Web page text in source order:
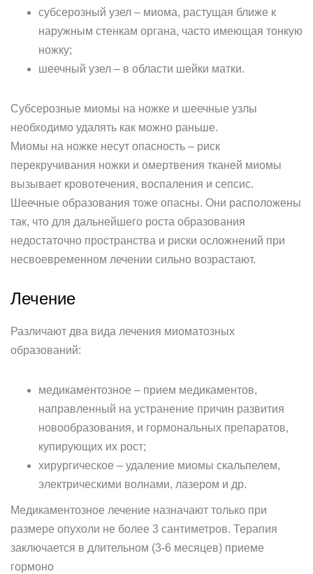
субсерозный узел – миома, растущая ближе к
наружным стенкам органа, часто имеющая тонкую
ножку;
шеечный узел – в области шейки матки.
Субсерозные миомы на ножке и шеечные узлы
необходимо удалять как можно раньше.
Миомы на ножке несут опасность – риск
перекручивания ножки и омертвения тканей миомы
вызывает кровотечения, воспаления и сепсис.
Шеечные образования тоже опасны. Они расположены
так, что для дальнейшего роста образования
недостаточно пространства и риски осложнений при
несвоевременном лечении сильно возрастают.
Лечение
Различают два вида лечения миоматозных
образований:
медикаментозное – прием медикаментов,
направленный на устранение причин развития
новообразования, и гормональных препаратов,
купирующих их рост;
хирургическое – удаление миомы скальпелем,
электрическими волнами, лазером и др.
Медикаментозное лечение назначают только при
размере опухоли не более 3 сантиметров. Терапия
заключается в длительном (3-6 месяцев) приеме
гормоно